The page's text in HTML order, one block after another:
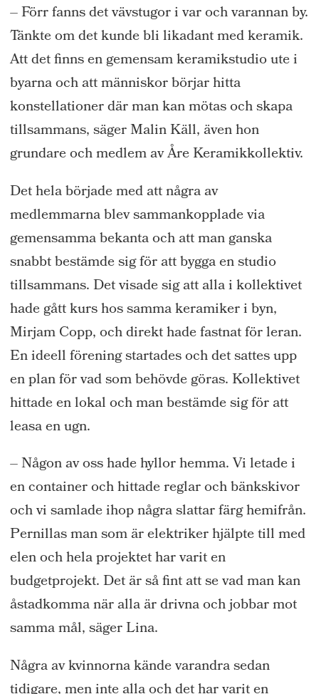
– Förr fanns det vävstugor i var och varannan by.
Tänkte om det kunde bli likadant med keramik.
Att det finns en gemensam keramikstudio ute i
byarna och att människor börjar hitta
konstellationer där man kan mötas och skapa
tillsammans, säger Malin Käll, även hon
grundare och medlem av Åre Keramikkollektiv.
Det hela började med att några av
medlemmarna blev sammankopplade via
gemensamma bekanta och att man ganska
snabbt bestämde sig för att bygga en studio
tillsammans. Det visade sig att alla i kollektivet
hade gått kurs hos samma keramiker i byn,
Mirjam Copp, och direkt hade fastnat för leran.
En ideell förening startades och det sattes upp
en plan för vad som behövde göras. Kollektivet
hittade en lokal och man bestämde sig för att
leasa en ugn.
– Någon av oss hade hyllor hemma. Vi letade i
en container och hittade reglar och bänkskivor
och vi samlade ihop några slattar färg hemifrån.
Pernillas man som är elektriker hjälpte till med
elen och hela projektet har varit en
budgetprojekt. Det är så fint att se vad man kan
åstadkomma när alla är drivna och jobbar mot
samma mål, säger Lina.
Några av kvinnorna kände varandra sedan